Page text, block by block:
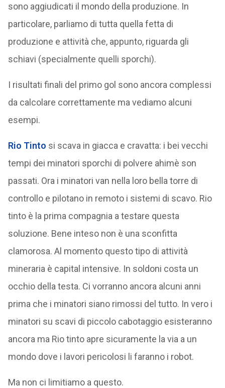
sono aggiudicati il mondo della produzione. In
particolare, parliamo di tutta quella fetta di
produzione e attività che, appunto, riguarda gli
schiavi (specialmente quelli sporchi).
I risultati finali del primo gol sono ancora complessi
da calcolare correttamente ma vediamo alcuni
esempi.
Rio Tinto si scava in giacca e cravatta: i bei vecchi
tempi dei minatori sporchi di polvere ahimè son
passati. Ora i minatori van nella loro bella torre di
controllo e pilotano in remoto i sistemi di scavo. Rio
tinto è la prima compagnia a testare questa
soluzione. Bene inteso non è una sconfitta
clamorosa. Al momento questo tipo di attività
mineraria è capital intensive. In soldoni costa un
occhio della testa. Ci vorranno ancora alcuni anni
prima che i minatori siano rimossi del tutto. In vero i
minatori su scavi di piccolo cabotaggio esisteranno
ancora ma Rio tinto apre sicuramente la via a un
mondo dove i lavori pericolosi li faranno i robot.
Ma non ci limitiamo a questo.